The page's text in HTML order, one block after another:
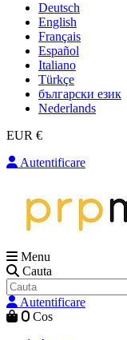
Deutsch
English
Français
Español
Italiano
Türkçe
български език
Nederlands
EUR €
Autentificare
Menu
Cauta
Autentificare
0 Cos